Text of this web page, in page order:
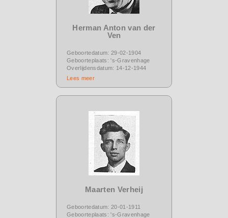
Herman Anton van der
Ven
Geboortedatum: 29-02-1904
Geboorteplaats: 's-Gravenhage
Overlijdensdatum: 14-12-1944
Lees meer
Maarten Verheij
Geboortedatum: 20-01-1911
Geboorteplaats: 's-Gravenhage